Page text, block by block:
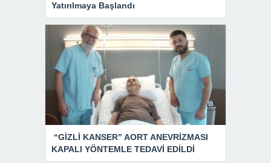
Yatırılmaya Başlandı
“GİZLİ KANSER” AORT ANEVRİZMASI
KAPALI YÖNTEMLE TEDAVİ EDİLDİ